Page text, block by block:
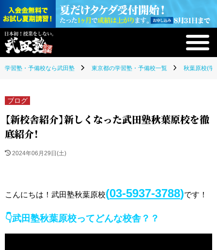
学習塾・予備校なら武田塾 東京都の学習塾・予備校一覧 秋葉原校(学
ブログ
【新校舎紹介】新しくなった武田塾秋葉原校を徹
底紹介！
2024年06月29日(土)
こんにちは！武田塾秋葉原校(03-5937-3788)です！
👇武田塾秋葉原校ってどんな校舎？？